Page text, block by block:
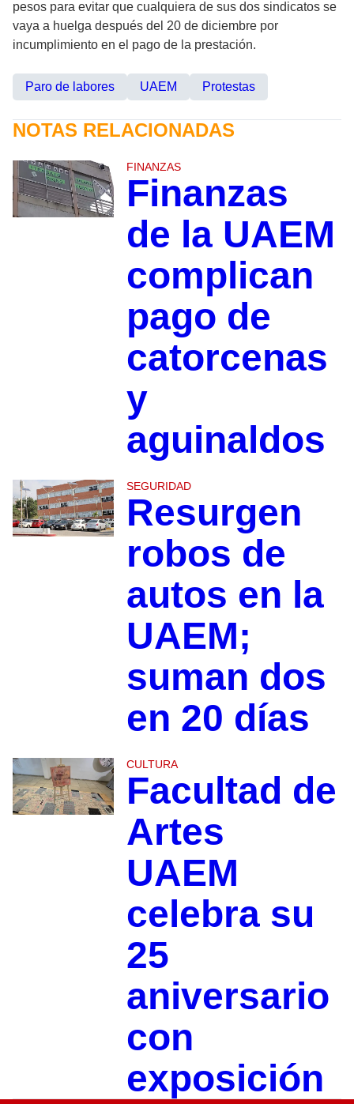
pesos para evitar que cualquiera de sus dos sindicatos se
vaya a huelga después del 20 de diciembre por
incumplimiento en el pago de la prestación.
Paro de labores UAEM Protestas
NOTAS RELACIONADAS
FINANZAS
Finanzas
de la UAEM
complican
pago de
catorcenas
y
aguinaldos
SEGURIDAD
Resurgen
robos de
autos en la
UAEM;
suman dos
en 20 días
CULTURA
Facultad de
Artes
UAEM
celebra su
25
aniversario
con
exposición